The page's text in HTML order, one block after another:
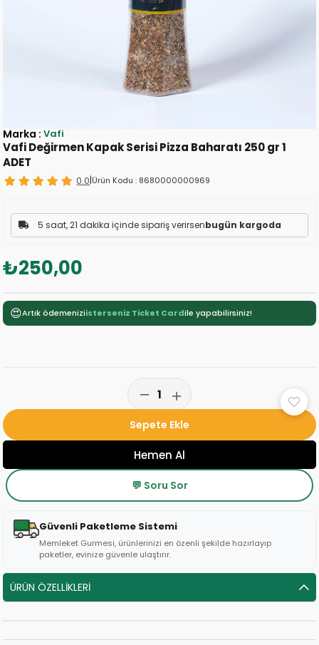
Vafi Değirmen Kapak Serisi Pizza Baharatı 250 gr 1
ADET
0.0|Ürün Kodu : 8680000000969
5 saat, 21 dakika içinde sipariş verirsenbugün kargoda
₺250,00
Marka : Vafi
😍Artık ödemeniziisterseniz Ticket Cardile yapabilirsiniz!
💬 Soru Sor
Güvenli Paketleme Sistemi
Memleket Gurmesi, ürünlerinizi en özenli şekilde hazırlayıp
paketler, evinize güvenle ulaştırır.
ÜRÜN ÖZELLIKLERI